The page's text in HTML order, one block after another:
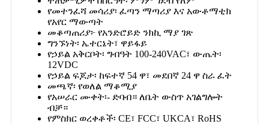
የመተንፈሻ መሳሪያ፡ ፈጣን ማጣሪያ እና አውቶማቲክ
የአየር ማውጣት
መቆጣጠሪያ፦ የአንድሮይድ ንክኪ ማያ ገጽ
ግንኙነት፡ ኤተርኔት፣ ዋይፋይ
የኃይል አቅርቦት፡ ግብዓት 100-240VAC፣ ውጤት፡
12VDC
የኃይል ፍጆታ፡ ከፍተኛ 54 ዋ፣ መደበኛ 24 ዋ ስራ ፈት
መጫኛ፡ የወለል ማቆሚያ
የአሠራር ሙቀት፡- ድባብ። ለቤት ውስጥ አገልግሎት
ብቻ።
የምስክር ወረቀቶች፡ CE፣ FCC፣ UKCA፣ RoHS